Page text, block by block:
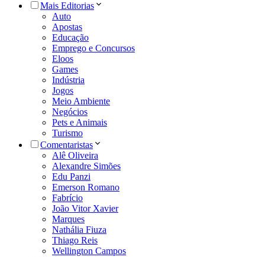
Mais Editorias
Auto
Apostas
Educação
Emprego e Concursos
Eloos
Games
Indústria
Jogos
Meio Ambiente
Negócios
Pets e Animais
Turismo
Comentaristas
Alê Oliveira
Alexandre Simões
Edu Panzi
Emerson Romano
Fabrício
João Vitor Xavier
Marques
Nathália Fiuza
Thiago Reis
Wellington Campos